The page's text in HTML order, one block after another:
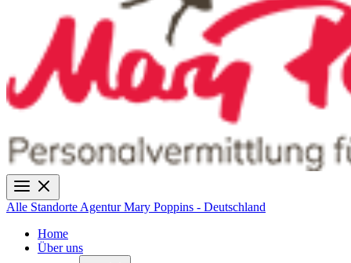
Alle Standorte Agentur Mary Poppins - Deutschland
Home
Über uns